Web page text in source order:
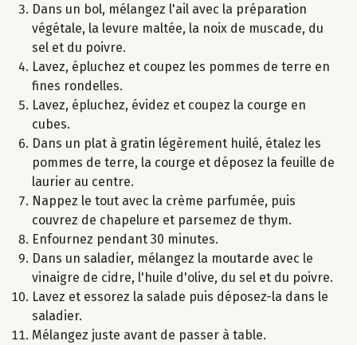
Dans un bol, mélangez l'ail avec la préparation
végétale, la levure maltée, la noix de muscade, du
sel et du poivre.
Lavez, épluchez et coupez les pommes de terre en
fines rondelles.
Lavez, épluchez, évidez et coupez la courge en
cubes.
Dans un plat à gratin légèrement huilé, étalez les
pommes de terre, la courge et déposez la feuille de
laurier au centre.
Nappez le tout avec la crème parfumée, puis
couvrez de chapelure et parsemez de thym.
Enfournez pendant 30 minutes.
Dans un saladier, mélangez la moutarde avec le
vinaigre de cidre, l'huile d'olive, du sel et du poivre.
Lavez et essorez la salade puis déposez-la dans le
saladier.
Mélangez juste avant de passer à table.